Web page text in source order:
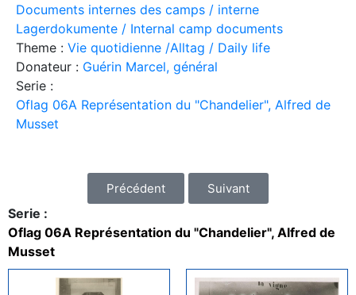
Documents internes des camps / interne
Lagerdokumente / Internal camp documents
Theme : Vie quotidienne /Alltag / Daily life
Donateur : Guérin Marcel, général
Serie :
Oflag 06A Représentation du "Chandelier", Alfred de
Musset
Précédent Suivant
Serie :
Oflag 06A Représentation du "Chandelier", Alfred de
Musset